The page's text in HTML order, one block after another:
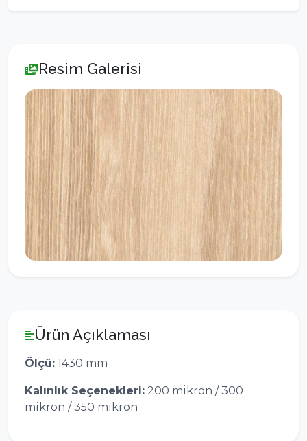
Resim Galerisi
Ürün Açıklaması
Ölçü: 1430 mm
Kalınlık Seçenekleri: 200 mikron / 300
mikron / 350 mikron